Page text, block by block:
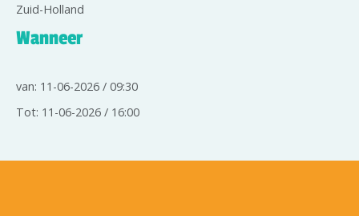
Zuid-Holland
Wanneer
van: 11-06-2026 / 09:30
Tot: 11-06-2026 / 16:00